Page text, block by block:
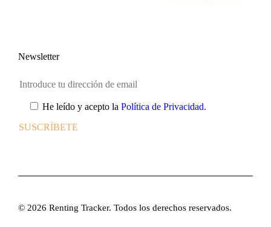
Newsletter
He leído y acepto la Política de Privacidad.
© 2026 Renting Tracker. Todos los derechos reservados.